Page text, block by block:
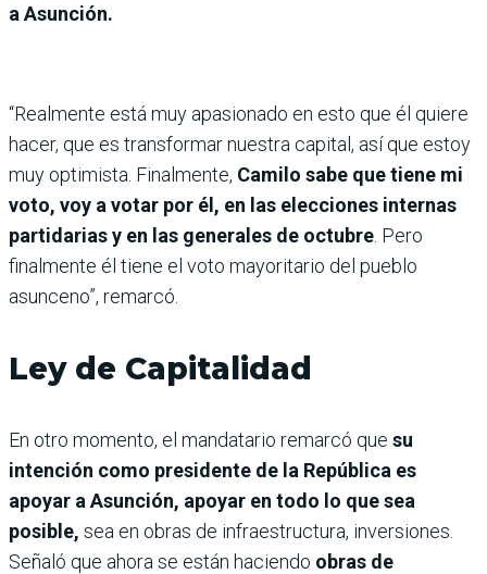
a Asunción.
“Realmente está muy apasionado en esto que él quiere
hacer, que es transformar nuestra capital, así que estoy
muy optimista. Finalmente, Camilo sabe que tiene mi
voto, voy a votar por él, en las elecciones internas
partidarias y en las generales de octubre . Pero
finalmente él tiene el voto mayoritario del pueblo
asunceno”, remarcó.
Ley de Capitalidad
En otro momento, el mandatario remarcó que su
intención como presidente de la República es
apoyar a Asunción, apoyar en todo lo que sea
posible, sea en obras de infraestructura, inversiones.
Señaló que ahora se están haciendo obras de